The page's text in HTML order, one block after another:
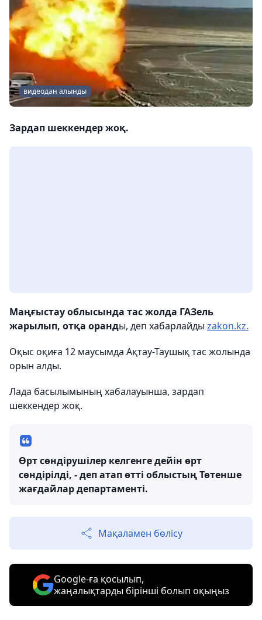
видеодан алынды
Зардап шеккендер жоқ.
Маңғыстау облысында тас жолда ГАЗель
жарылып, отқа оранды, деп хабарлайды zakon.kz.
Оқыс оқиға 12 маусымда Ақтау-Таушық тас жолында
орын алды.
Лада басылымының хабалауынша, зардап
шеккендер жоқ.
Өрт сөндірушілер келгенге дейін өрт
сөндірілді, - деп атап өтті облыстың Төтенше
жағдайлар департаменті.
Мақаламен бөлісу
Google-ға қосылып,
жаңалықтарды бірінші болып оқыңыз